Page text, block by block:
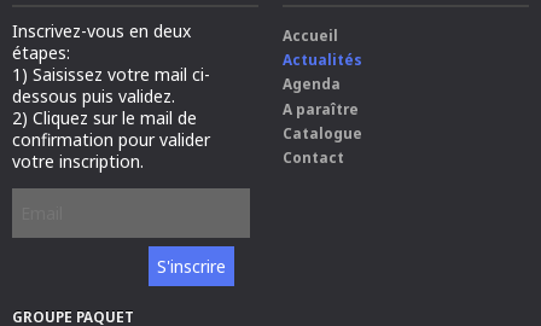
Inscrivez-vous en deux
étapes:
1) Saisissez votre mail ci-
dessous puis validez.
2) Cliquez sur le mail de
confirmation pour valider
votre inscription.
Accueil
Actualités
Agenda
A paraître
Catalogue
Contact
GROUPE PAQUET